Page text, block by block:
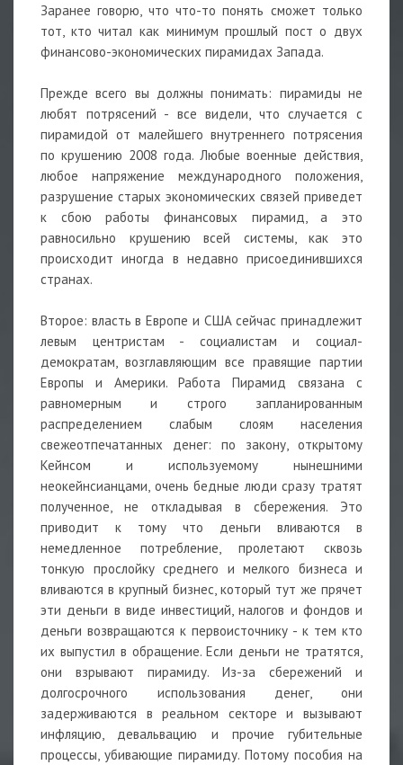
Заранее говорю, что что-то понять сможет только
тот, кто читал как минимум прошлый пост о двух
финансово-экономических пирамидах Запада.
Прежде всего вы должны понимать: пирамиды не
любят потрясений - все видели, что случается с
пирамидой от малейшего внутреннего потрясения
по крушению 2008 года. Любые военные действия,
любое напряжение международного положения,
разрушение старых экономических связей приведет
к сбою работы финансовых пирамид, а это
равносильно крушению всей системы, как это
происходит иногда в недавно присоединившихся
странах.
Второе: власть в Европе и США сейчас принадлежит
левым центристам - социалистам и социал-
демократам, возглавляющим все правящие партии
Европы и Америки. Работа Пирамид связана с
равномерным и строго запланированным
распределением слабым слоям населения
свежеотпечатанных денег: по закону, открытому
Кейнсом и используемому нынешними
неокейнсианцами, очень бедные люди сразу тратят
полученное, не откладывая в сбережения. Это
приводит к тому что деньги вливаются в
немедленное потребление, пролетают сквозь
тонкую прослойку среднего и мелкого бизнеса и
вливаются в крупный бизнес, который тут же прячет
эти деньги в виде инвестиций, налогов и фондов и
деньги возвращаются к первоисточнику - к тем кто
их выпустил в обращение. Если деньги не тратятся,
они взрывают пирамиду. Из-за сбережений и
долгосрочного использования денег, они
задерживаются в реальном секторе и вызывают
инфляцию, девальвацию и прочие губительные
процессы, убивающие пирамиду. Потому пособия на